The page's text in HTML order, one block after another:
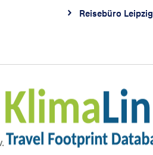
Reisebüro Leipzig